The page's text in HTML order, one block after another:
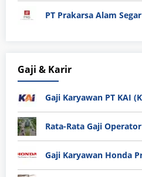
PT Prakarsa Alam Segar
Gaji & Karir